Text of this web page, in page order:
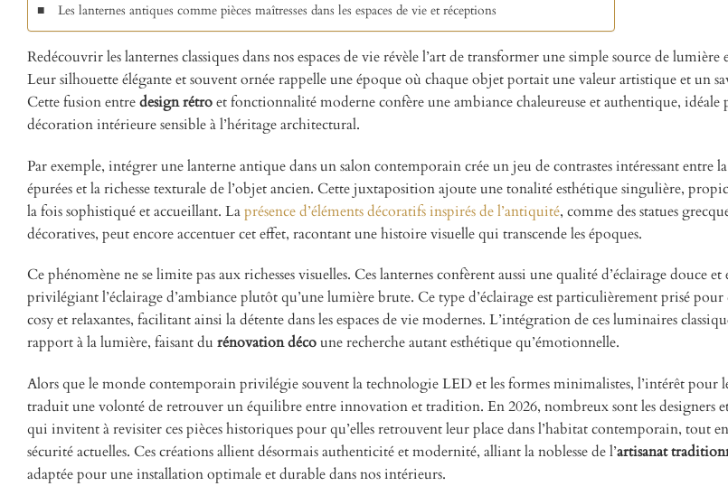
Les lanternes antiques comme pièces maîtresses dans les espaces de vie et réceptions
Redécouvrir les lanternes classiques dans nos espaces de vie révèle l’art de transformer une simple source de
Leur silhouette élégante et souvent ornée rappelle une époque où chaque objet portait une valeur artistique et un
Cette fusion entredesign rétroet fonctionnalité moderne confère une ambiance chaleureuse et authentique, idéale
décoration intérieure sensible à l’héritage architectural.
Par exemple, intégrer une lanterne antique dans un salon contemporain crée un jeu de contrastes intéressant entre
épurées et la richesse texturale de l’objet ancien. Cette juxtaposition ajoute une tonalité esthétique singulière,
la fois sophistiqué et accueillant. Laprésence d’éléments décoratifs inspirés de l’antiquité, comme des statues
décoratives, peut encore accentuer cet effet, racontant une histoire visuelle qui transcende les époques.
Ce phénomène ne se limite pas aux richesses visuelles. Ces lanternes confèrent aussi une qualité d’éclairage douce
privilégiant l’éclairage d’ambiance plutôt qu’une lumière brute. Ce type d’éclairage est particulièrement prisé pour
cosy et relaxantes, facilitant ainsi la détente dans les espaces de vie modernes. L’intégration de ces luminaires
rapport à la lumière, faisant du rénovation découne recherche autant esthétique qu’émotionnelle.
Alors que le monde contemporain privilégie souvent la technologie LED et les formes minimalistes, l’intérêt pour
traduit une volonté de retrouver un équilibre entre innovation et tradition. En 2026, nombreux sont les designers et
qui invitent à revisiter ces pièces historiques pour qu’elles retrouvent leur place dans l’habitat contemporain, tout
sécurité actuelles. Ces créations allient désormais authenticité et modernité, alliant la noblesse de l’artisanat
adaptée pour une installation optimale et durable dans nos intérieurs.